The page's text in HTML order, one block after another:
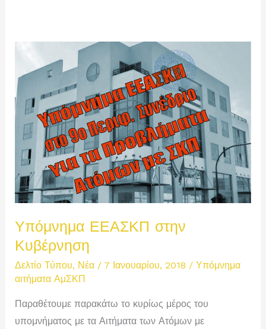
Υπόμνημα ΕΕΑΣΚΠ στην
Κυβέρνηση
Δελτίο Τύπου, Νέα/ 7 Ιανουαρίου, 2018 / Υπόμνημα
αιτήματα ΑμΣΚΠ
Παραθέτουμε παρακάτω το κυρίως μέρος του
υπομνήματος με τα Αιτήματα των Ατόμων με